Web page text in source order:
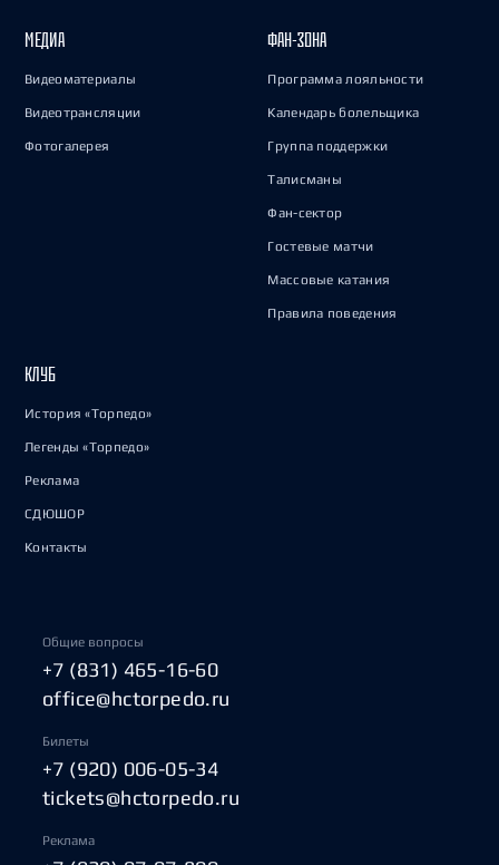
МЕДИА
Видеоматериалы
Видеотрансляции
Фотогалерея
ФАН-ЗОНА
Программа лояльности
Календарь болельщика
Группа поддержки
Талисманы
Фан-сектор
Гостевые матчи
Массовые катания
Правила поведения
КЛУБ
История «Торпедо»
Легенды «Торпедо»
Реклама
СДЮШОР
Контакты
Общие вопросы
+7 (831) 465-16-60
office@hctorpedo.ru
Билеты
+7 (920) 006-05-34
tickets@hctorpedo.ru
Реклама